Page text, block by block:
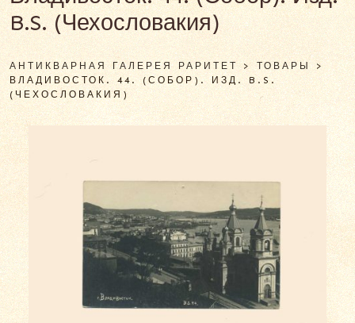
B.S. (Чехословакия)
АНТИКВАРНАЯ ГАЛЕРЕЯ РАРИТЕТ > ТОВАРЫ >
ВЛАДИВОСТОК. 44. (СОБОР). ИЗД. B.S.
(ЧЕХОСЛОВАКИЯ)